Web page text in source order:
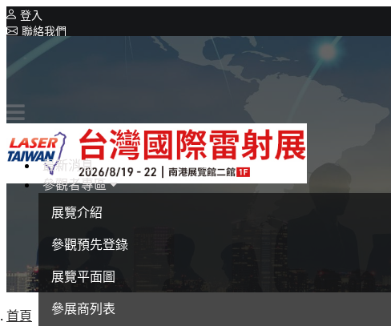
登入
聯絡我們
相關展覽
系列展覽
Intelligent Asia Thailand
English
最新消息
參觀者專區
展覽介紹
參觀預先登錄
展覽平面圖
參展商列表
首頁